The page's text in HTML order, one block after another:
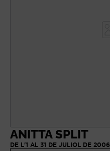
ANITTA SPLIT
DE L'1 AL 31 DE JULIOL DE 2006